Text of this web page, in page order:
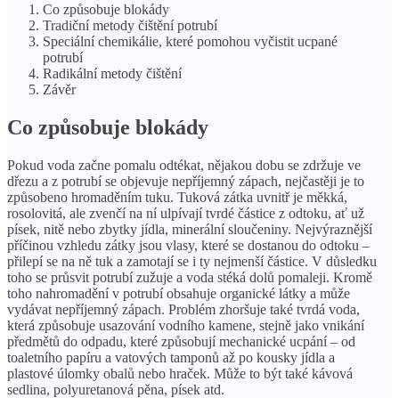
Co způsobuje blokády
Tradiční metody čištění potrubí
Speciální chemikálie, které pomohou vyčistit ucpané
potrubí
Radikální metody čištění
Závěr
Co způsobuje blokády
Pokud voda začne pomalu odtékat, nějakou dobu se zdržuje ve
dřezu a z potrubí se objevuje nepříjemný zápach, nejčastěji je to
způsobeno hromaděním tuku. Tuková zátka uvnitř je měkká,
rosolovitá, ale zvenčí na ní ulpívají tvrdé částice z odtoku, ať už
písek, nitě nebo zbytky jídla, minerální sloučeniny. Nejvýraznější
příčinou vzhledu zátky jsou vlasy, které se dostanou do odtoku –
přilepí se na ně tuk a zamotají se i ty nejmenší částice. V důsledku
toho se průsvit potrubí zužuje a voda stéká dolů pomaleji. Kromě
toho nahromadění v potrubí obsahuje organické látky a může
vydávat nepříjemný zápach. Problém zhoršuje také tvrdá voda,
která způsobuje usazování vodního kamene, stejně jako vnikání
předmětů do odpadu, které způsobují mechanické ucpání – od
toaletního papíru a vatových tamponů až po kousky jídla a
plastové úlomky obalů nebo hraček. Může to být také kávová
sedlina, polyuretanová pěna, písek atd.